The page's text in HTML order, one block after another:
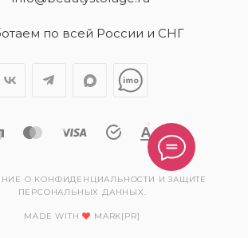
по всей России и СНГ
О КОНФИДЕНЦИАЛЬНОСТИ И ЗАЩИТЕ
ПЕРСОНАЛЬНЫХ ДАННЫХ.
MADE WITH MARK[PR]